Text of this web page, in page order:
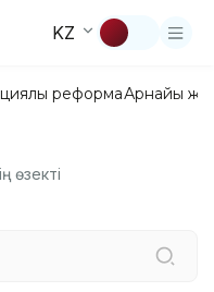
KZ
реформаАрнайы
өзекті